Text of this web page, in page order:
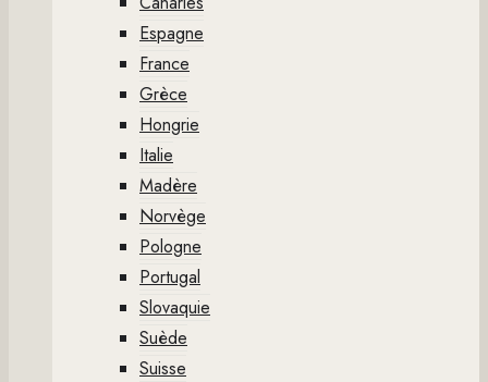
Espagne
France
Grèce
Hongrie
Italie
Madère
Norvège
Pologne
Portugal
Slovaquie
Suède
Suisse